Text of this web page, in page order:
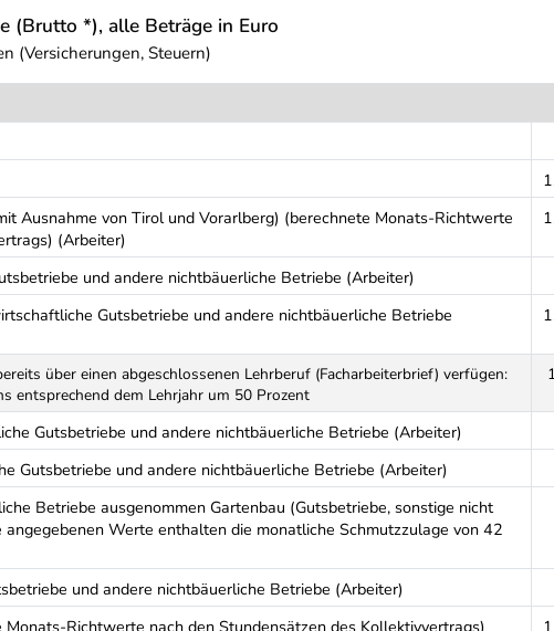
(Brutto *), alle Beträge in Euro
(Versicherungen, Steuern)
Ausnahme von Tirol und Vorarlberg) (berechnete Monats-Richtwerte
(Arbeiter)
und andere nichtbäuerliche Betriebe (Arbeiter)
Gutsbetriebe und andere nichtbäuerliche Betriebe
über einen abgeschlossenen Lehrberuf (Facharbeiterbrief) verfügen:
entsprechend dem Lehrjahr um 50 Prozent
Gutsbetriebe und andere nichtbäuerliche Betriebe (Arbeiter)
Gutsbetriebe und andere nichtbäuerliche Betriebe (Arbeiter)
Betriebe ausgenommen Gartenbau (Gutsbetriebe, sonstige nicht
Werte enthalten die monatliche Schmutzzulage von 42
und andere nichtbäuerliche Betriebe (Arbeiter)